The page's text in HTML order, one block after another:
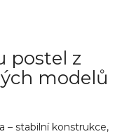
postel z
modelů
– stabilní konstrukce,